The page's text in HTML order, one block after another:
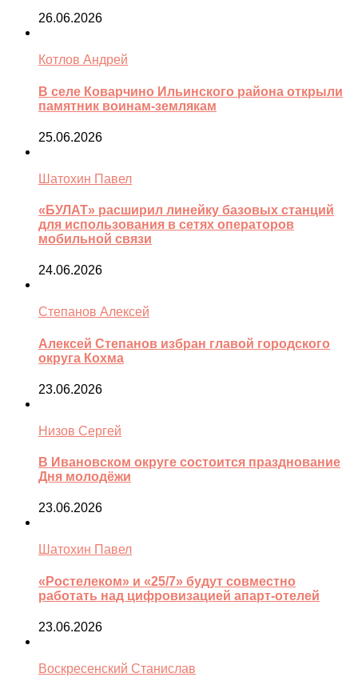
26.06.2026
Котлов Андрей
В селе Коварчино Ильинского района открыли
памятник воинам-землякам
25.06.2026
Шатохин Павел
«БУЛАТ» расширил линейку базовых станций
для использования в сетях операторов
мобильной связи
24.06.2026
Степанов Алексей
Алексей Степанов избран главой городского
округа Кохма
23.06.2026
Низов Сергей
В Ивановском округе состоится празднование
Дня молодёжи
23.06.2026
Шатохин Павел
«Ростелеком» и «25/7» будут совместно
работать над цифровизацией апарт-отелей
23.06.2026
Воскресенский Станислав